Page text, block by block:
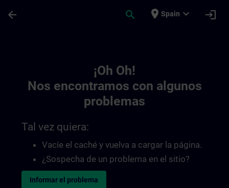
arrow_back search place Spain expand_more login
¡Oh Oh!
Nos encontramos con algunos
problemas
Tal vez quiera:
Vacíe el caché y vuelva a cargar la página.
¿Sospecha de un problema en el sitio?
Informar el problema